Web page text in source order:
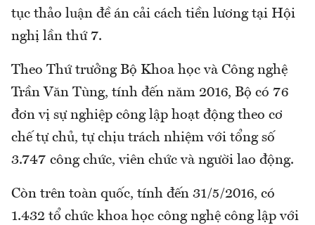
tục thảo luận đề án cải cách tiền lương tại Hội
nghị lần thứ 7.
Theo Thứ trưởng Bộ Khoa học và Công nghệ
Trần Văn Tùng, tính đến năm 2016, Bộ có 76
đơn vị sự nghiệp công lập hoạt động theo cơ
chế tự chủ, tự chịu trách nhiệm với tổng số
3.747 công chức, viên chức và người lao động.
Còn trên toàn quốc, tính đến 31/5/2016, có
1.432 tổ chức khoa học công nghệ công lập với